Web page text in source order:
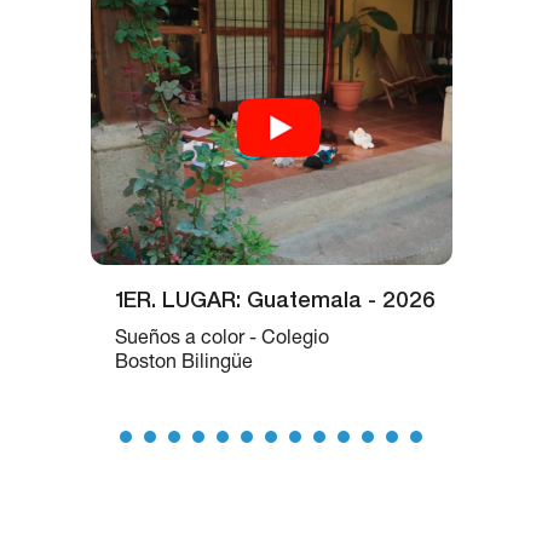
1ER. LUGAR: Guatemala - 2026
Sueños a color - Colegio
Boston Bilingüe